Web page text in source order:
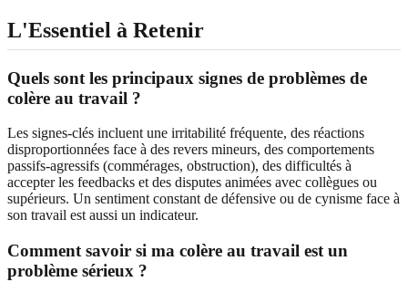
L'Essentiel à Retenir
Quels sont les principaux signes de problèmes de
colère au travail ?
Les signes-clés incluent une irritabilité fréquente, des réactions
disproportionnées face à des revers mineurs, des comportements
passifs-agressifs (commérages, obstruction), des difficultés à
accepter les feedbacks et des disputes animées avec collègues ou
supérieurs. Un sentiment constant de défensive ou de cynisme face à
son travail est aussi un indicateur.
Comment savoir si ma colère au travail est un
problème sérieux ?